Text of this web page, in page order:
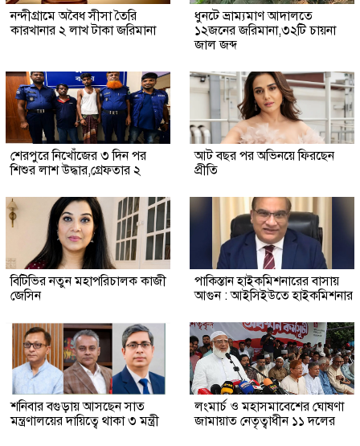
নন্দীগ্রামে অবৈধ সীসা তৈরি
কারখানার ২ লাখ টাকা জরিমানা
ধুনটে ভ্রাম্যমাণ আদালতে
১২জনের জরিমানা,৩২টি চায়না
জাল জব্দ
শেরপুরে নিখোঁজের ৩ দিন পর
শিশুর লাশ উদ্ধার,গ্রেফতার ২
আট বছর পর অভিনয়ে ফিরছেন
প্রীতি
বিটিভির নতুন মহাপরিচালক কাজী
জেসিন
পাকিস্তান হাইকমিশনারের বাসায়
আগুন : আইসিইউতে হাইকমিশনার
শনিবার বগুড়ায় আসছেন সাত
মন্ত্রণালয়ের দায়িত্বে থাকা ৩ মন্ত্রী
লংমার্চ ও মহাসমাবেশের ঘোষণা
জামায়াত নেতৃত্বাধীন ১১ দলের